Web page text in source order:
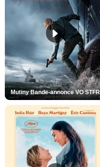
Mutiny Bande-annonce VO STFR